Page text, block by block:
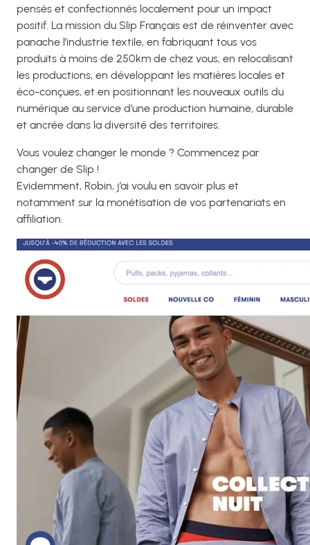
pensés et confectionnés localement pour un impact
positif. La mission du Slip Français est de réinventer avec
panache l’industrie textile, en fabriquant tous vos
produits à moins de 250km de chez vous, en relocalisant
les productions, en développant les matières locales et
éco-conçues, et en positionnant les nouveaux outils du
numérique au service d’une production humaine, durable
et ancrée dans la diversité des territoires.
Vous voulez changer le monde ? Commencez par
changer de Slip !
Evidemment, Robin, j’ai voulu en savoir plus et
notamment sur la monétisation de vos partenariats en
affiliation.